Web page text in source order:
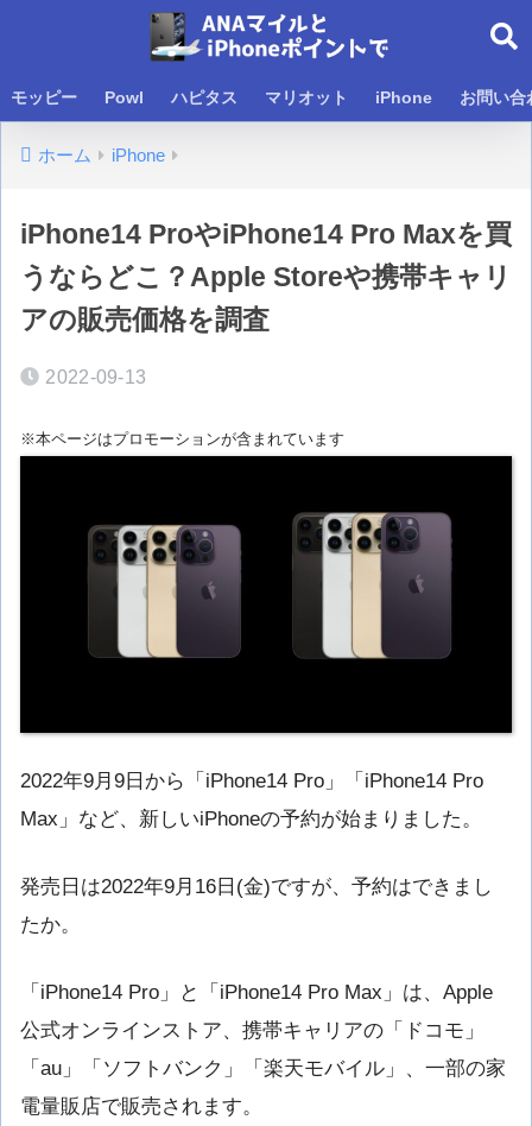
モッピー Powl ハピタス マリオット iPhone お問い合
ホーム iPhone
iPhone14 ProやiPhone14 Pro Maxを買
うならどこ？Apple Storeや携帯キャリ
アの販売価格を調査
2022-09-13
※本ページはプロモーションが含まれています
2022年9月9日から「iPhone14 Pro」「iPhone14 Pro
Max」など、新しいiPhoneの予約が始まりました。
発売日は2022年9月16日(金)ですが、予約はできまし
たか。
「iPhone14 Pro」と「iPhone14 Pro Max」は、Apple
公式オンラインストア、携帯キャリアの「ドコモ」
「au」「ソフトバンク」「楽天モバイル」、一部の家
電量販店で販売されます。